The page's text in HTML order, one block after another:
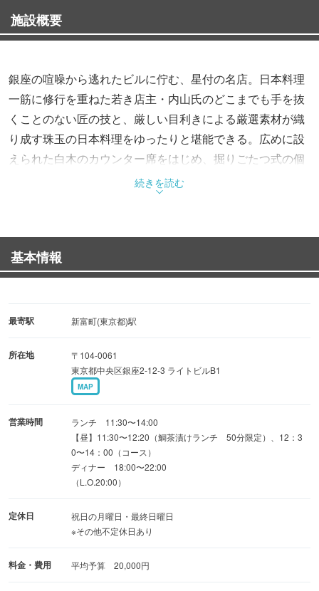
施設概要
銀座の喧噪から逃れたビルに佇む、星付の名店。日本料理
一筋に修行を重ねた若き店主・内山氏のどこまでも手を抜
くことのない匠の技と、厳しい目利きによる厳選素材が織
り成す珠玉の日本料理をゆったりと堪能できる。広めに設
えられた白木のカウンター席をはじめ、掘りごたつ式の個
室も完備。茶道を学んだ店主の客人を心からもてなす配慮
も魅力。かしこまることなく、日本の粋と心に染みる逸品
続きを読む
基本情報
最寄駅 新富町(東京都)駅
所在地
〒104-0061
東京都中央区銀座2-12-3 ライトビルB1
MAP
営業時間
ランチ 11:30〜14:00
【昼】11:30〜12:20（鯛茶漬けランチ 50分限定）、12：3
0〜14：00（コース）
ディナー 18:00〜22:00
（L.O.20:00）
定休日
祝日の月曜日・最終日曜日
※その他不定休日あり
料金・費用 平均予算 20,000円